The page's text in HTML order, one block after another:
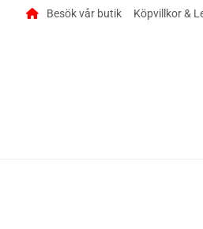
Besök vår butik Köpvillkor &